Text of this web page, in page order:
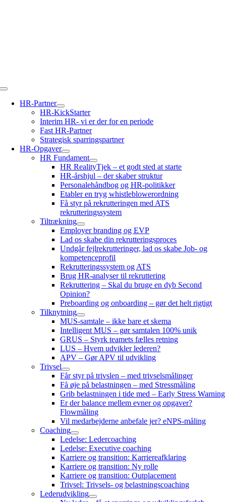
Toggle
NavigationHR-Partner
HR-KickStarter
Interim HR- vi er der for en periode
Fast HR-Partner
Strategisk sparringspartner
HR-Opgaver
HR Fundament
HR RealityTjek – et godt sted at starte
HR-årshjul – der skaber struktur
Personalehåndbog og HR-politikker
Etabler en tryg whistleblowerordning
Få styr på rekrutteringen med ATS
rekrutteringssystem
Tiltrækning
Employer branding og EVP
Lad os skabe din rekrutteringsproces
Undgår fejlrekrutteringer, lad os skabe Job- og
kompetenceprofil
Rekrutteringssystem og ATS
Brug HR-analyser til rekruttering
Rekruttering – Skal du bruge en dyb Second
Opinion?
Preboarding og onboarding – gør det helt rigtigt
Tilknytning
MUS-samtale – ikke bare et skema
Intelligent MUS – gør samtalen 100% unik
GRUS – Styrk teamets fælles retning
LUS – Hvem udvikler lederen?
APV – Gør APV til udvikling
Trivsel
Får styr på trivslen – med trivselsmålinger
Få øje på belastningen – med Stressmåling
Grib belastningen i tide med – Early Stress Warning
Er der balance mellem evner og opgaver?
Flowmåling
Vil medarbejderne anbefale jer? eNPS-måling
Coaching
Ledelse: Ledercoaching
Ledelse: Executive coaching
Karriere og transition: Karriereafklaring
Karriere og transition: Ny rolle
Karriere og transition: Outplacement
Trivsel: Trivsels- og belastningscoaching
Lederudvikling